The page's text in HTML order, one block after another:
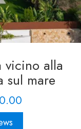
vicino alla
sul mare